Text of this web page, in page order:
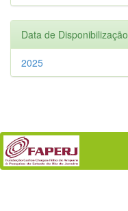
Data de Disponibilização
2025